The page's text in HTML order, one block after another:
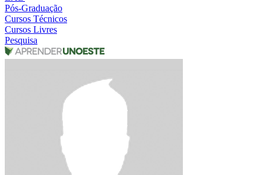
Pós-Graduação
Cursos Técnicos
Cursos Livres
Pesquisa